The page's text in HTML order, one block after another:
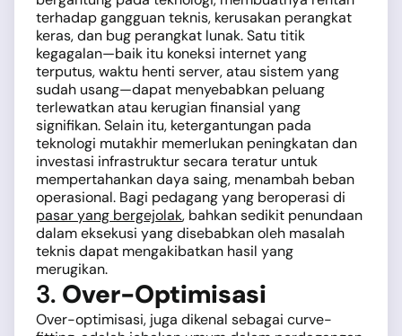
terhadap gangguan teknis, kerusakan perangkat
keras, dan bug perangkat lunak. Satu titik
kegagalan—baik itu koneksi internet yang
terputus, waktu henti server, atau sistem yang
sudah usang—dapat menyebabkan peluang
terlewatkan atau kerugian finansial yang
signifikan. Selain itu, ketergantungan pada
teknologi mutakhir memerlukan peningkatan dan
investasi infrastruktur secara teratur untuk
mempertahankan daya saing, menambah beban
operasional. Bagi pedagang yang beroperasi di
pasar yang bergejolak, bahkan sedikit penundaan
dalam eksekusi yang disebabkan oleh masalah
teknis dapat mengakibatkan hasil yang
merugikan.
3. Over-Optimisasi
Over-optimisasi, juga dikenal sebagai curve-